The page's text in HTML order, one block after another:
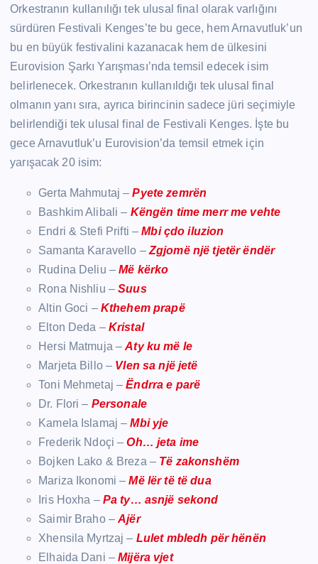
Orkestranın kullanılığı tek ulusal final olarak varlığını
sürdüren Festivali Kenges’te bu gece, hem Arnavutluk’un
bu en büyük festivalini kazanacak hem de ülkesini
Eurovision Şarkı Yarışması’nda temsil edecek isim
belirlenecek. Orkestranın kullanıldığı tek ulusal final
olmanın yanı sıra, ayrıca birincinin sadece jüri seçimiyle
belirlendiği tek ulusal final de Festivali Kenges. İşte bu
gece Arnavutluk’u Eurovision’da temsil etmek için
yarışacak 20 isim:
Gerta Mahmutaj –Pyete zemrën
Bashkim Alibali – Këngën time merr me vehte
Endri & Stefi Prifti –Mbi çdo iluzion
Samanta Karavello – Zgjomë një tjetër ëndër
Rudina Deliu –Më kërko
Rona Nishliu –Suus
Altin Goci – Kthehem prapë
Elton Deda – Kristal
Hersi Matmuja –Aty ku më le
Marjeta Billo – Vlen sa një jetë
Toni Mehmetaj –Ëndrra e parë
Dr. Flori – Personale
Kamela Islamaj –Mbi yje
Frederik Ndoçi –Oh… jeta ime
Bojken Lako & Breza – Të zakonshëm
Mariza Ikonomi –Më lër të të dua
Iris Hoxha – Pa ty… asnjë sekond
Saimir Braho –Ajër
Xhensila Myrtzaj – Lulet mbledh për hënën
Elhaida Dani –Mijëra vjet